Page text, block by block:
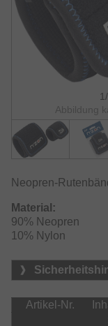
Abbildung
Neopren-
Material:
90% Neopren
10% Nylon
Artikel-Nr.